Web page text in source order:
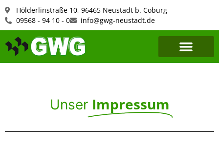
Hölderlinstraße 10, 96465 Neustadt b. Coburg
09568 - 94 10 - 0
info@gwg-neustadt.de
Unser Impressum